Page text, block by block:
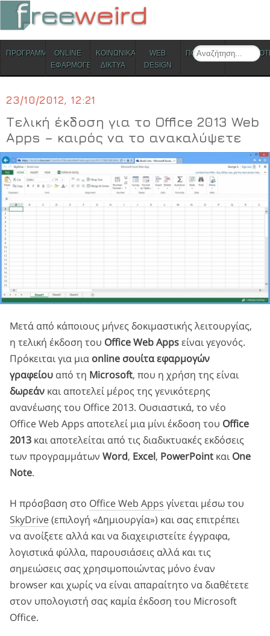
Search
Skip to content
ΠΡΟΓΡΑΜΜΑΤΑONLINE
ΕΦΑΡΜΟΓΕΣ
ΚΟΙΝΩΝΙΚΑ
ΔΙΚΤΥΑ
WEB
DESIGN
ΠΟΛΙΤΙΣΜΟΣ
23/10/2012, 12:21
Τελική έκδοση για το Office 2013 Web
Apps – καιρός να το ανακαλύψετε
Μετά από κάποιους μήνες δοκιμαστικής λειτουργίας,
η τελική έκδοση του Office Web Appsείναι γεγονός.
Πρόκειται για μια online σουίτα εφαρμογών
γραφείου από τη Microsoft, που η χρήση της είναι
δωρεάν και αποτελεί μέρος της γενικότερης
ανανέωσης του Office 2013. Ουσιαστικά, το νέο
Office Web Apps αποτελεί μια μίνι έκδοση του Office
2013 και αποτελείται από τις διαδικτυακές εκδόσεις
των προγραμμάτων Word, Excel, PowerPoint καιOne
Note.
Η πρόσβαση στο Office Web Apps γίνεται μέσω του
SkyDrive(επιλογή «Δημιουργία») και σας επιτρέπει
να ανοίξετε αλλά και να διαχειριστείτε έγγραφα,
λογιστικά φύλλα, παρουσιάσεις αλλά και τις
σημειώσεις σας χρησιμοποιώντας μόνο έναν
browser και χωρίς να είναι απαραίτητο να διαθέτετε
στον υπολογιστή σας καμία έκδοση του Microsoft
Office.